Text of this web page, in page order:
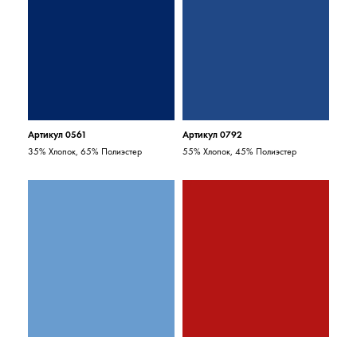
Артикул 0561
35% Хлопок, 65% Полиэстер
Артикул 0792
55% Хлопок, 45% Полиэстер